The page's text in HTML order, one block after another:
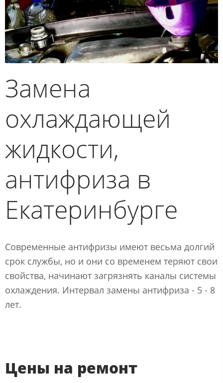
Замена
охлаждающей
жидкости,
антифриза в
Екатеринбурге
Современные антифризы имеют весьма долгий
срок службы, но и они со временем теряют свои
свойства, начинают загрязнять каналы системы
охлаждения. Интервал замены антифриза - 5 - 8
лет.
Цены на ремонт